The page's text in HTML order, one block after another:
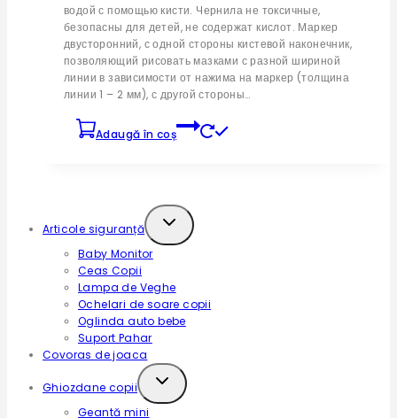
водой с помощью кисти. Чернила не токсичные,
безопасны для детей, не содержат кислот. Маркер
двусторонний, с одной стороны кистевой наконечник,
позволяющий рисовать мазками с разной шириной
линии в зависимости от нажима на маркер (толщина
линии 1 – 2 мм), с другой стороны…
Adaugă în coș
Articole siguranță
Expand
Baby Monitor
Ceas Copii
Lampa de Veghe
Ochelari de soare copii
Oglinda auto bebe
Suport Pahar
Covoras de joaca
Ghiozdane copii
Expand
Geantă mini